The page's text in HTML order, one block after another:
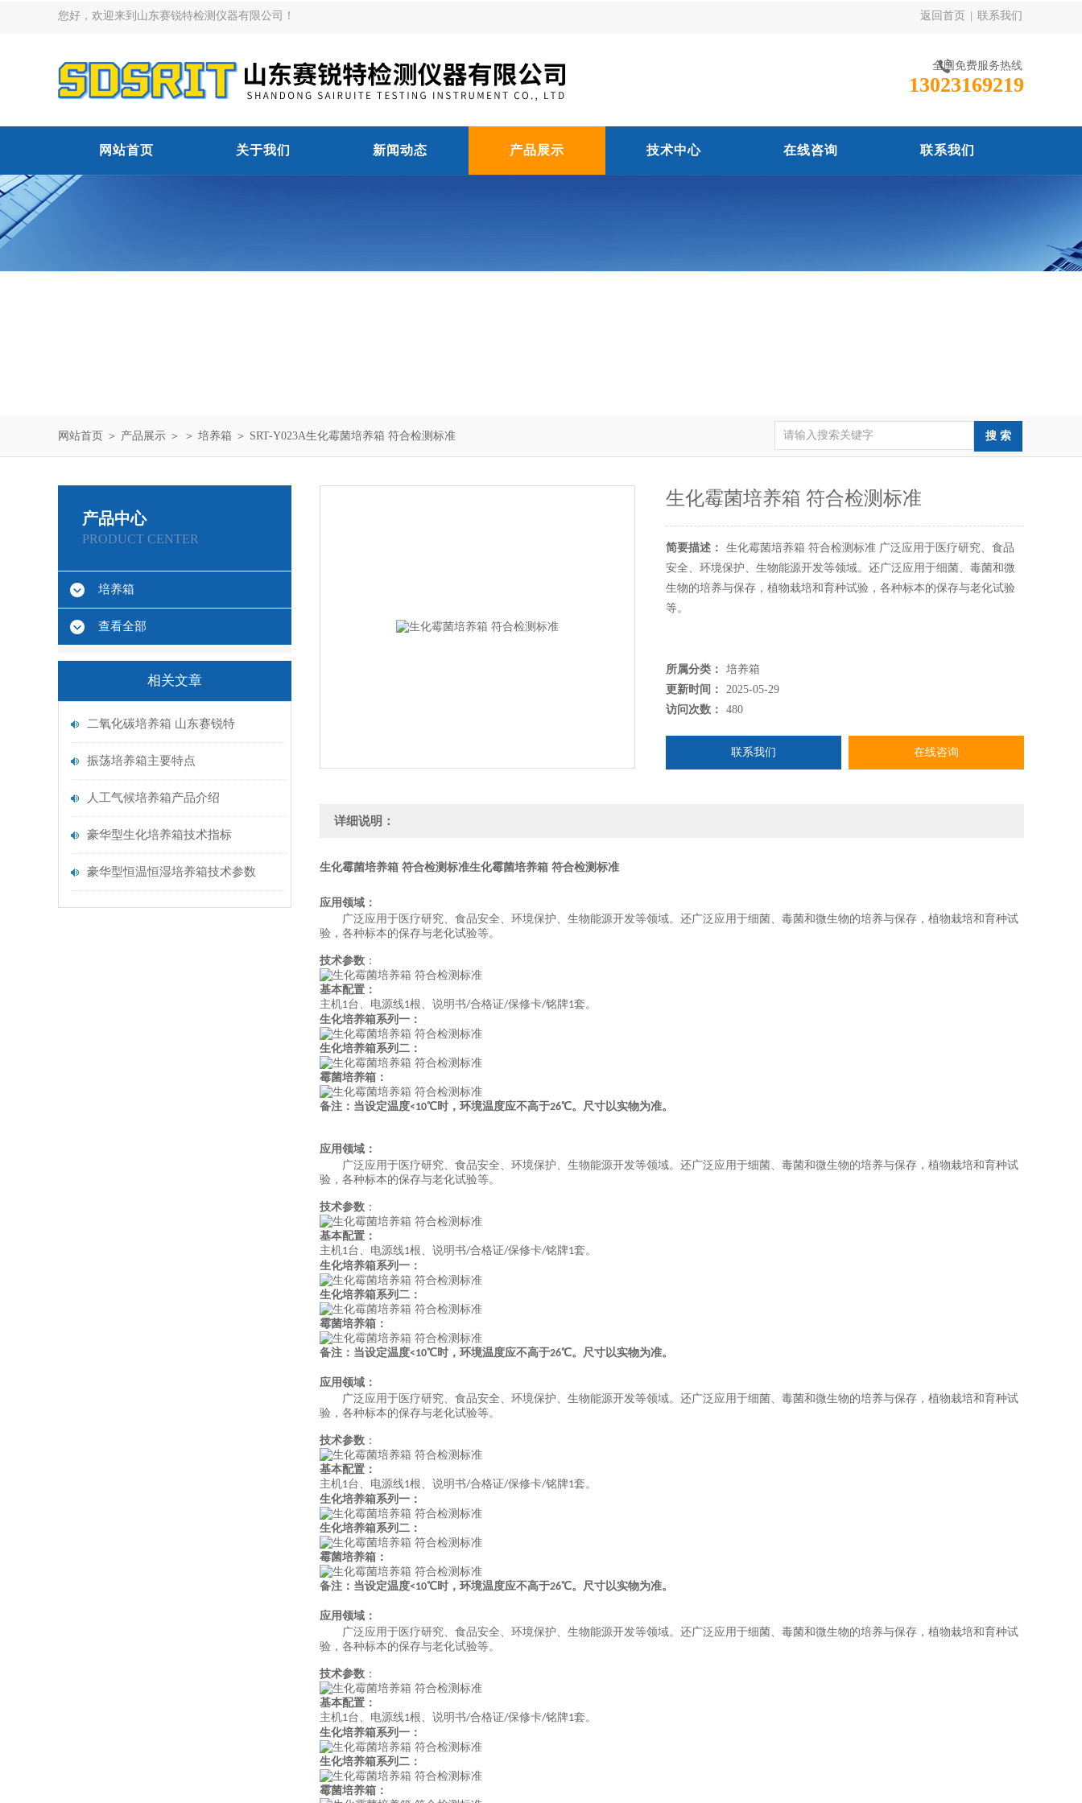
您好，欢迎来到山东赛锐特检测仪器有限公司！ 返回首页 联系我们
全国免费服务热线
13023169219
网站首页 关于我们 新闻动态 产品展示 技术中心 在线咨询 联系我们
网站首页 ＞ 产品展示 ＞ ＞ 培养箱 ＞ SRT-Y023A生化霉菌培养箱 符合检测标准
产品中心
PRODUCT CENTER
培养箱
查看全部
相关文章
二氧化碳培养箱 山东赛锐特
振荡培养箱主要特点
人工气候培养箱产品介绍
豪华型生化培养箱技术指标
豪华型恒温恒湿培养箱技术参数
生化霉菌培养箱 符合检测标准
简要描述：
生化霉菌培养箱 符合检测标准 广泛应用于医疗研究、食品
安全、环境保护、生物能源开发等领域。还广泛应用于细菌、毒菌和微
生物的培养与保存，植物栽培和育种试验，各种标本的保存与老化试验
等。
所属分类：
培养箱
更新时间：
2025-05-29
访问次数：
480
联系我们 在线咨询
详细说明：
生化霉菌培养箱 符合检测标准生化霉菌培养箱 符合检测标准
应用领域：
广泛应用于医疗研究、食品安全、环境保护、生物能源开发等领域。还广泛应用于细菌、毒菌和微生物的培养与保存，植物栽培和育种试
验，各种标本的保存与老化试验等。
技术参数 ：
基本配置：
主机1台、电源线1根、说明书/合格证/保修卡/铭牌1套。
生化培养箱系列一：
生化培养箱系列二：
霉菌培养箱：
备注：当设定温度<10℃时，环境温度应不高于26℃。尺寸以实物为准。
应用领域：
广泛应用于医疗研究、食品安全、环境保护、生物能源开发等领域。还广泛应用于细菌、毒菌和微生物的培养与保存，植物栽培和育种试
验，各种标本的保存与老化试验等。
技术参数 ：
基本配置：
主机1台、电源线1根、说明书/合格证/保修卡/铭牌1套。
生化培养箱系列一：
生化培养箱系列二：
霉菌培养箱：
备注：当设定温度<10℃时，环境温度应不高于26℃。尺寸以实物为准。
应用领域：
广泛应用于医疗研究、食品安全、环境保护、生物能源开发等领域。还广泛应用于细菌、毒菌和微生物的培养与保存，植物栽培和育种试
验，各种标本的保存与老化试验等。
技术参数 ：
基本配置：
主机1台、电源线1根、说明书/合格证/保修卡/铭牌1套。
生化培养箱系列一：
生化培养箱系列二：
霉菌培养箱：
备注：当设定温度<10℃时，环境温度应不高于26℃。尺寸以实物为准。
应用领域：
广泛应用于医疗研究、食品安全、环境保护、生物能源开发等领域。还广泛应用于细菌、毒菌和微生物的培养与保存，植物栽培和育种试
验，各种标本的保存与老化试验等。
技术参数 ：
基本配置：
主机1台、电源线1根、说明书/合格证/保修卡/铭牌1套。
生化培养箱系列一：
生化培养箱系列二：
霉菌培养箱：